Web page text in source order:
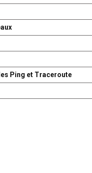
Ping et Traceroute